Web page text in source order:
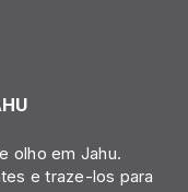
olho em Jahu.
e traze-los para